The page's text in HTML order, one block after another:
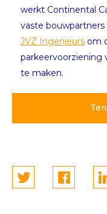
werkt Continental
vaste bouwpartners
JVZ Ingenieurs om
parkeervoorziening
te maken.